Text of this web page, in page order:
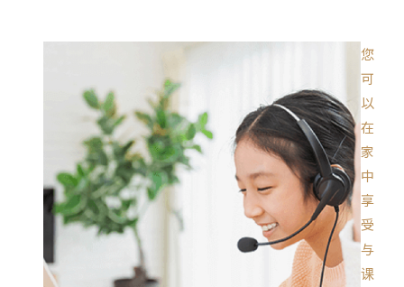
您
可
以
在
家
中
享
受
与
课